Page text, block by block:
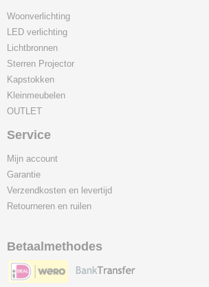
Woonverlichting
LED verlichting
Lichtbronnen
Sterren Projector
Kapstokken
Kleinmeubelen
OUTLET
Service
Mijn account
Garantie
Verzendkosten en levertijd
Retourneren en ruilen
Betaalmethodes